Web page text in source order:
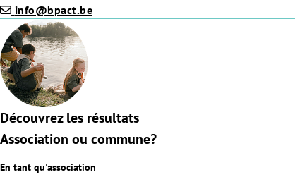
info@bpact.be
Découvrez les résultats
Association ou commune?
En tant qu'association